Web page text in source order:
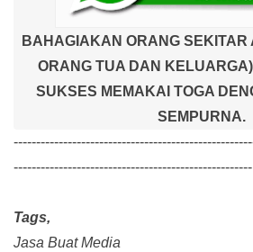
BAHAGIAKAN ORANG SEKITAR
ORANG TUA DAN
SUKSES MEMAKAI TOGA
SEMPURNA.
-----------------------------------------------------
Tags,
Jasa Buat Media